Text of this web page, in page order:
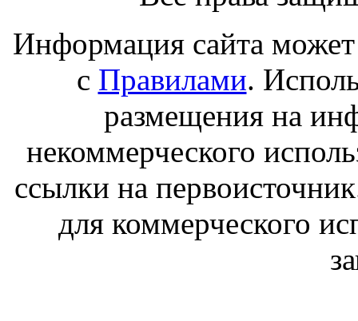
Информация сайта может
с Правилами.
размещения на
некоммерческого
ссылки на
для коммерческого